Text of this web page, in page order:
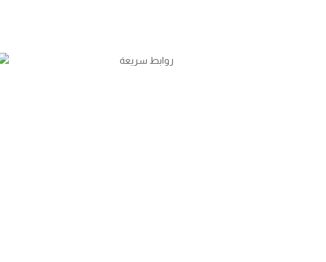
روابط سريعة